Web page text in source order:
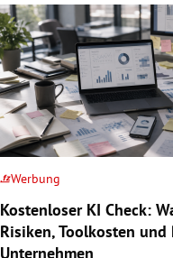
Werbung
Kostenloser KI Check:
Risiken, Toolkosten und
Unternehmen